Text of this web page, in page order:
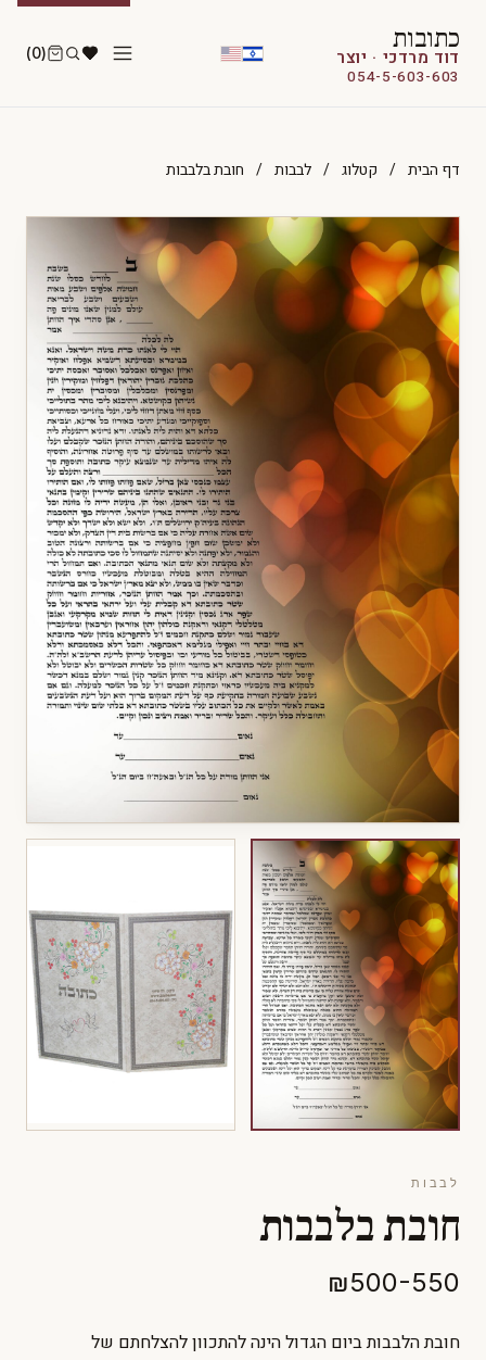
כתובות
דוד מרדכי · יוצר
054-5-603-603
(0)
דף הבית / קטלוג / לבבות / חובת בלבבות
לבבות
חובת בלבבות
₪500-550
חובת הלבבות ביום הגדול הינה להתכוון להצלחתם של